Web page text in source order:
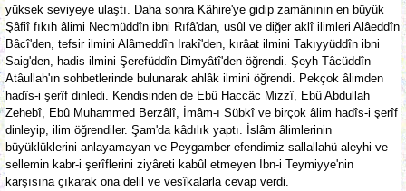
yüksek seviyeye ulaştı. Daha sonra Kâhire'ye gidip zamânının en büyük
Şâfiî fıkıh âlimi Necmüddîn ibni Rıfâ'dan, usûl ve diğer aklî ilimleri Alâeddîn
Bâcî'den, tefsir ilmini Alâmeddîn Irakî'den, kırâat ilmini Takıyyüddîn ibni
Saig'den, hadis ilmini Şerefüddîn Dimyâtî'den öğrendi. Şeyh Tâcüddîn
Atâullah'ın sohbetlerinde bulunarak ahlâk ilmini öğrendi. Pekçok âlimden
hadîs-i şerîf dinledi. Kendisinden de Ebû Haccâc Mizzî, Ebû Abdullah
Zehebî, Ebû Muhammed Berzâlî, İmâm-ı Sübkî ve birçok âlim hadîs-i şerîf
dinleyip, ilim öğrendiler. Şam'da kâdılık yaptı. İslâm âlimlerinin
büyüklüklerini anlayamayan ve Peygamber efendimiz sallallahü aleyhi ve
sellemin kabr-i şerîflerini ziyâreti kabûl etmeyen İbn-i Teymiyye'nin
karşısına çıkarak ona delil ve vesîkalarla cevap verdi.